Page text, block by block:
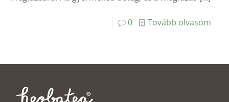
0 Tovább olvasom